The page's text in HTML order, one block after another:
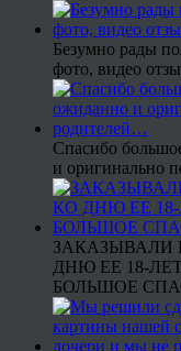
Безумно рады
фото, видео
Спасибо
и оригинально
ЗАКАЗЫВАЛИ
ДНЮ ЕЕ 18-
БОЛЬШОЕ